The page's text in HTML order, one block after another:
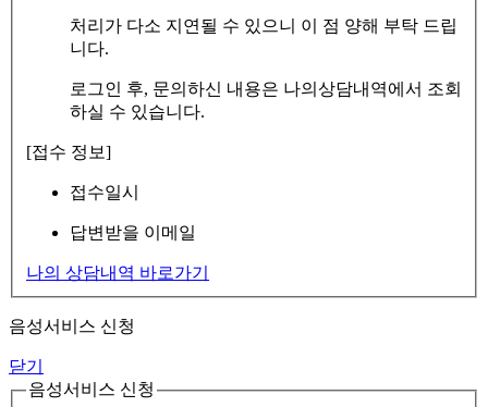
처리가 다소 지연될 수 있으니 이 점 양해 부탁 드립
니다.
로그인 후, 문의하신 내용은 나의상담내역에서 조회
하실 수 있습니다.
[접수 정보]
접수일시
답변받을 이메일
나의 상담내역 바로가기
음성서비스 신청
닫기
음성서비스 신청